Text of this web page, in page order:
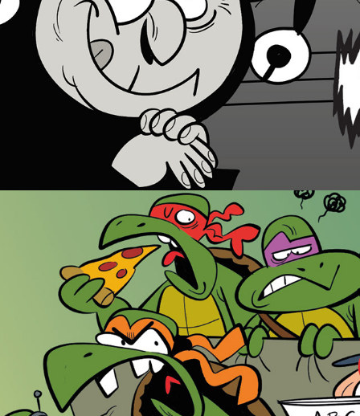
Staff "EL JUEVES" Septiembre 2023
Fragmentos "Tortugas Ninfa vs Villarejo"